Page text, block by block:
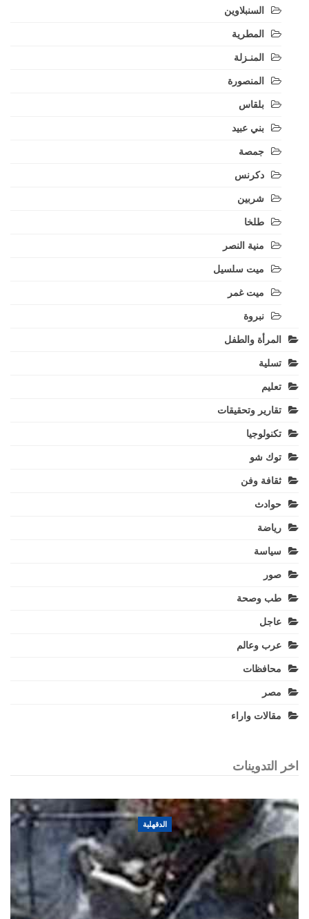
السنبلاوين
المطرية
المنـزلة
المنصورة
بلقاس
بني عبيد
جمصة
دكرنس
شربين
طلخا
منية النصر
ميت سلسيل
ميت غمر
نبروة
المرأة والطفل
تسلية
تعليم
تقارير وتحقيقات
تكنولوجيا
توك شو
ثقافة وفن
حوادث
رياضة
سياسة
صور
طب وصحة
عاجل
عرب وعالم
محافظات
مصر
مقالات واراء
اخر التدوينات
الدقهلية